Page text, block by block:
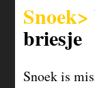
Snoek>
briesje
Snoek is